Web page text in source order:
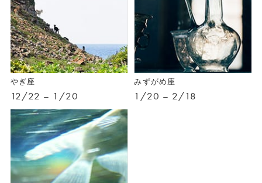
やぎ座
12/22 – 1/20
みずがめ座
1/20 – 2/18